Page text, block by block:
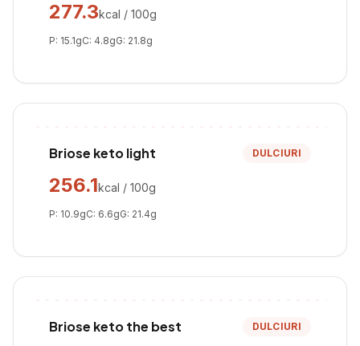
277.3kcal / 100g
P: 15.1gC: 4.8gG: 21.8g
Briose keto light DULCIURI
256.1kcal / 100g
P: 10.9gC: 6.6gG: 21.4g
Briose keto the best DULCIURI